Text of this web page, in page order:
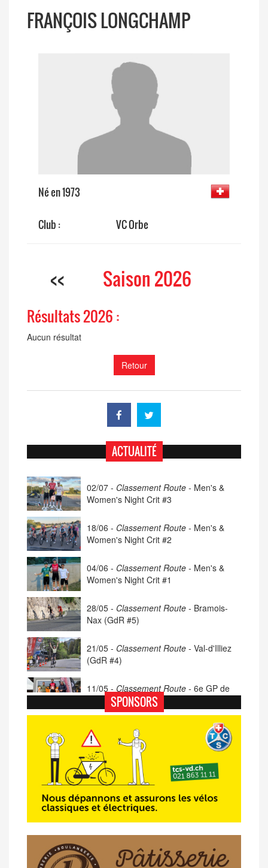
FRANÇOIS LONGCHAMP
Né en 1973
Club : VC Orbe
<< Saison 2026
Résultats 2026 :
Aucun résultat
Retour
ACTUALITÉ
02/07 - Classement Route - Men's &
Women's Night Crit #3
18/06 - Classement Route - Men's &
Women's Night Crit #2
04/06 - Classement Route - Men's &
Women's Night Crit #1
28/05 - Classement Route - Bramois-
Nax (GdR #5)
21/05 - Classement Route - Val-d'Illiez
(GdR #4)
11/05 - Classement Route - 6e GP de
Porsel (TdC #4)
07/05 - Classement Route -
Blonay-Les
Pléiades (GdR #3)
23/04 - Classement Route -4e Pringy -
Moléson (TdC #3)
14/04 -Photos -Les photos du 5e GP
de Semsales
14/04 - Classement Route -
5e GP de
Semsales (TdC #2)
SPONSORS